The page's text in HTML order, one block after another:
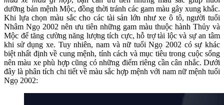
dưỡng bản mệnh Mộc, đồng thời tránh các gam màu gây xung khắc.
Khi lựa chọn màu sắc cho các tài sản lớn như xe ô tô, người tuổi
Nhâm Ngọ 2002 nên ưu tiên những gam màu thuộc hành Thủy và
Mộc để tăng cường năng lượng tích cực, hỗ trợ tài lộc và sự an tâm
khi sử dụng xe. Tuy nhiên, nam và nữ tuổi Ngọ 2002 có sự khác
biệt nhất định về cung mệnh, tính cách và mục tiêu trong cuộc sống
nên màu xe phù hợp cũng có những điểm riêng cần cân nhắc. Dưới
đây là phân tích chi tiết về màu sắc hợp mệnh với nam nữ mệnh tuổi
Ngọ 2002: